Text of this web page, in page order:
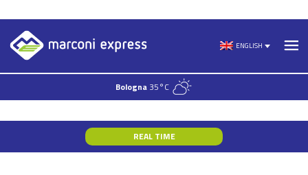
content
ENGLISH
Bologna 35°C
REAL TIME